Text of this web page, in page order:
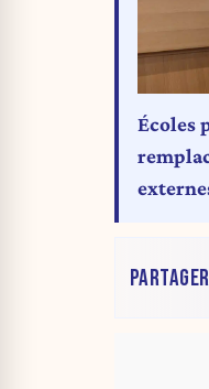
Écoles